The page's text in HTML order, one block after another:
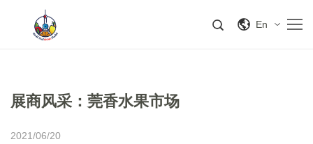
En
展商风采：莞香水果市场
2021/06/20